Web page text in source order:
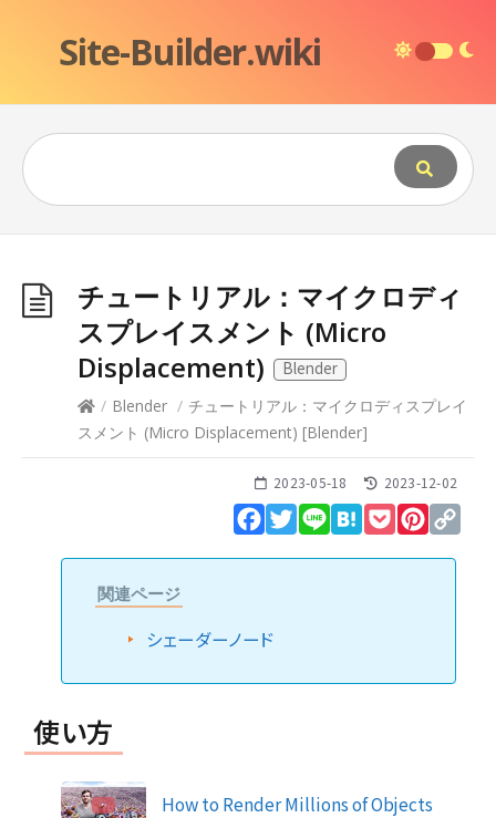
Site-Builder.wiki
チュートリアル：マイクロディ
スプレイスメント (Micro
Displacement)
Blender
/ Blender / チュートリアル：マイクロディスプレイ
スメント (Micro Displacement) [Blender]
2023-05-18 2023-12-02
Facebook
Twitter
Line HatenaPocket
関連ページ
シェーダーノード
使い方
How to Render Millions of Objects